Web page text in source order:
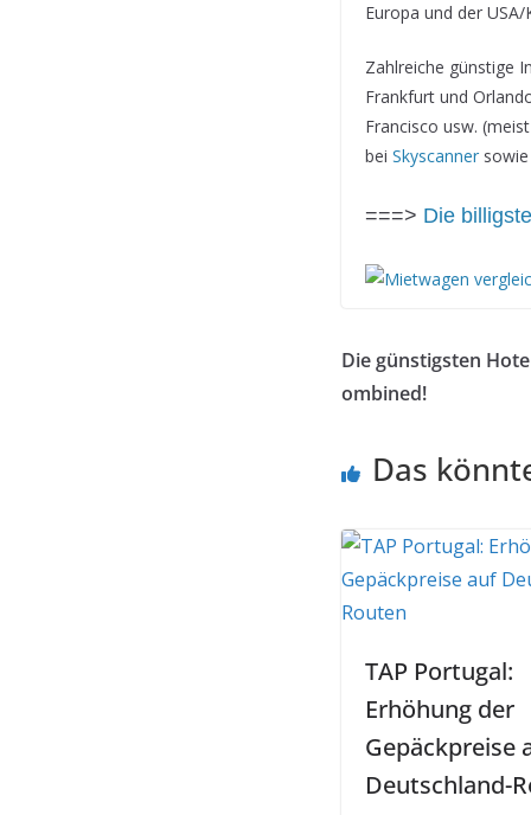
Europa und der
Zahlreiche günstige
Frankfurt und
Francisco usw.
bei Skyscanner
===> Die
Die günstigsten
ombined!
Das
TAP Portugal:
Erhöhung der
Gepäckpreise
Deutschland-